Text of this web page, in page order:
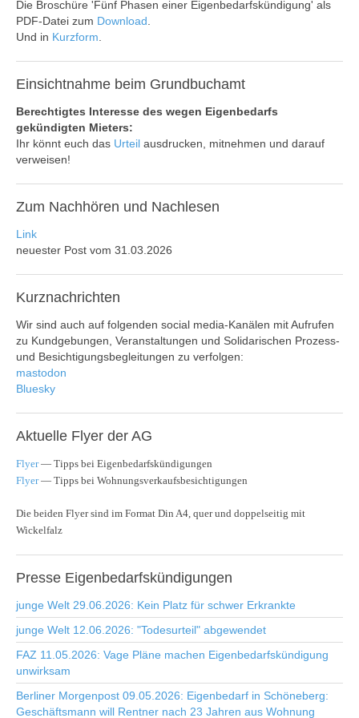
Die Broschüre 'Fünf Phasen einer Eigenbedarfskündigung' als
PDF-Datei zum Download
Und in Kurzform
Einsichtnahme beim Grundbuchamt
Berechtigtes Interesse des wegen Eigenbedarfs
gekündigten Mieters:
Ihr könnt euch das Urteil ausdrucken, mitnehmen und darauf
verweisen!
Zum Nachhören und Nachlesen
Link
neuester Post vom 31.03.2026
Kurznachrichten
Wir sind auch auf folgenden social media-Kanälen mit Aufrufen
zu Kundgebungen, Veranstaltungen und Solidarischen Prozess-
und Besichtigungsbegleitungen zu verfolgen:
mastodon
Bluesky
Aktuelle Flyer der AG
Flyer— Tipps bei Eigenbedarfskündigungen
Flyer— Tipps bei Wohnungsverkaufsbesichtigungen
Die beiden Flyer sind im Format Din A4, quer und doppelseitig mit
Wickelfalz
Presse Eigenbedarfskündigungen
junge Welt 29.06.2026: Kein Platz für schwer Erkrankte
junge Welt 12.06.2026: "Todesurteil" abgewendet
FAZ 11.05.2026: Vage Pläne machen Eigenbedarfskündigung
unwirksam
Berliner Morgenpost 09.05.2026: Eigenbedarf in Schöneberg:
Geschäftsmann will Rentner nach 23 Jahren aus Wohnung